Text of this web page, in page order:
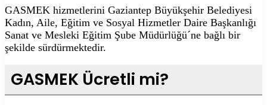
GASMEK hizmetlerini Gaziantep Büyükşehir Belediyesi
Kadın, Aile, Eğitim ve Sosyal Hizmetler Daire Başkanlığı
Sanat ve Mesleki Eğitim Şube Müdürlüğü´ne bağlı bir
şekilde sürdürmektedir.
GASMEK Ücretli mi?